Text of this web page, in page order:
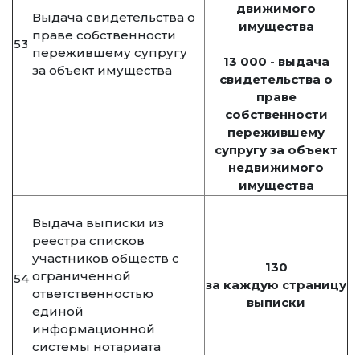
53
Выдача свидетельства о
праве собственности
пережившему супругу
за объект имущества
движимого
имущества
13 000 - выдача
свидетельства о
праве
собственности
пережившему
супругу за объект
недвижимого
имущества
54
Выдача выписки из
реестра списков
участников обществ с
ограниченной
ответственностью
единой
информационной
системы нотариата
130
за каждую страницу
выписки